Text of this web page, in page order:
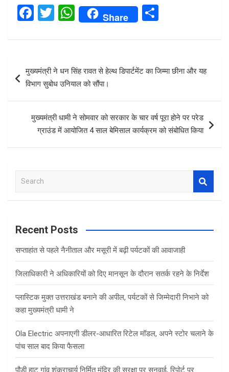
F
ce
b
o
k
T
tt
er
W
h
at
s
A
p
Share
ar
navigation
मुख्यमंत्री ने धन सिंह रावत से हेल्थ डिपार्टमेंट का जिम्मा छीना और यह
विभाग सुबोध उनियाल को सौंपा।
मुख्यमंत्री धामी ने सोमवार को सरकार के चार वर्ष पूरा होने पर परेड
ग्राउंड में आयोजित 4 साल बेमिसाल कार्यक्रम को संबोधित किया
a
c
Recent Posts
सप्ताहांत से पहले नैनीताल और मसूरी में बढ़ी पर्यटकों की आवाजाही
जिलाधिकारी ने अधिकारियों को दिए मानसून के दौरान सतर्क रहने के निर्देश
प्लास्टिक मुक्त उत्तराखंड बनाने की अपील, पर्यटकों से जिम्मेदारी निभाने को
कहा मुख्यमंत्री धामी ने
Ola Electric अपनाएगी डीलर-आधारित रिटेल मॉडल, अपने स्टोर चलाने के
पांच साल बाद किया फैसला
पौड़ी हाट गांव शंकराचार्य निर्मित मंदिर की सुरक्षा पर सुनवाई, रिपोर्ट पर